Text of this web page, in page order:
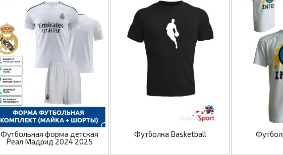
Футбольная форма детская
Реал Мадрид 2024 2025
Футболка Basketball